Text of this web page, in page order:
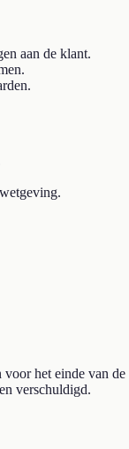
aan de klant.
het einde van
verschuldigd.